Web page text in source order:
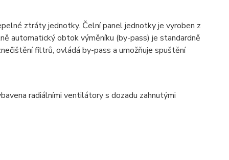
ztráty jednotky. Čelní panel jednotky je vyroben z
automatický obtok výměníku (by-pass) je standardně
filtrů, ovládá by-pass a umožňuje spuštění
radiálními ventilátory s dozadu zahnutými